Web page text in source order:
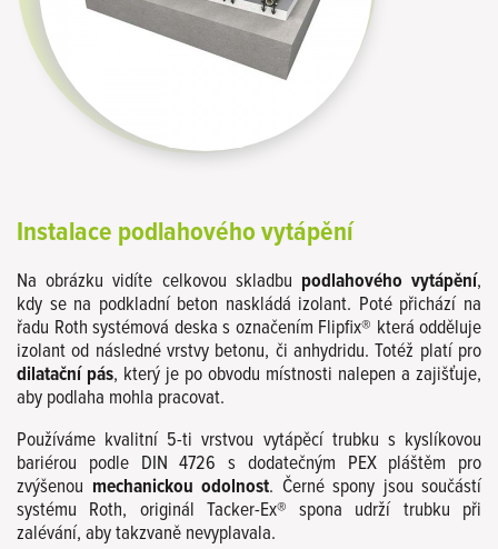
Instalace podlahového vytápění
Na obrázku vidíte celkovou skladbu podlahového vytápění,
kdy se na podkladní beton naskládá izolant. Poté přichází na
řadu Roth systémová deska s označením Flipfix® která odděluje
izolant od následné vrstvy betonu, či anhydridu. Totéž platí pro
dilatační pás, který je po obvodu místnosti nalepen a zajišťuje,
aby podlaha mohla pracovat.
Používáme kvalitní 5-ti vrstvou vytápěcí trubku s kyslíkovou
bariérou podle DIN 4726 s dodatečným PEX pláštěm pro
zvýšenou mechanickou odolnost. Černé spony jsou součástí
systému Roth, originál Tacker-Ex® spona udrží trubku při
zalévání, aby takzvaně nevyplavala.